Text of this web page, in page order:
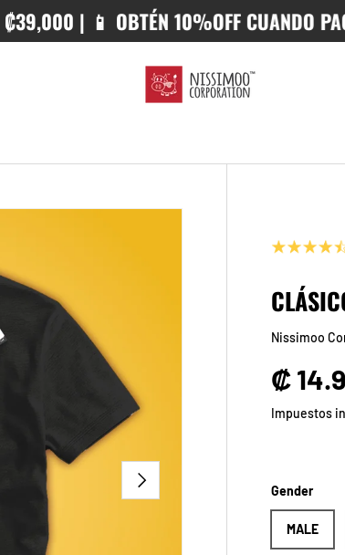
| 📱 OBTÉN 10%OFF CUANDO PAGAS
SIGUIENTE
Nissimoo
₡
Impuestos
Gender
MALE